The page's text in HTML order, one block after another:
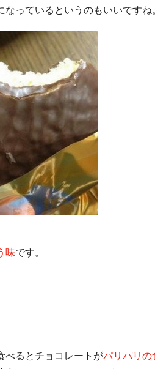
なっているというのもいいですね
味です。
べるとチョコレートがパリパリの